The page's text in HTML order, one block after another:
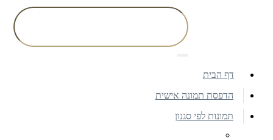
דף הבית
הדפסת תמונה אישית
תמונות לפי סגנון